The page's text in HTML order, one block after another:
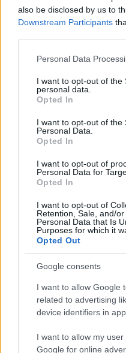
also be disclosed by us to
Downstream Participants
Please note that this
not limited to your visit or
grant or deny consent to
use your data for below
consent section.
Personal Data
I want to opt-out of the
personal data.
Opted In
I want to opt-out of the
Personal Data.
Opted In
I want to opt-out of
Personal Data for
Opted In
I want to opt-out of
Retention, Sale, and/
Personal Data that Is
Purposes for which it
Opted Out
Google consents
I want to allow Google
related to advertising
device identifiers in
I want to allow my
Google for online
10:5602.10.23
Παρέμβαση
Βόλο με πλακάτ